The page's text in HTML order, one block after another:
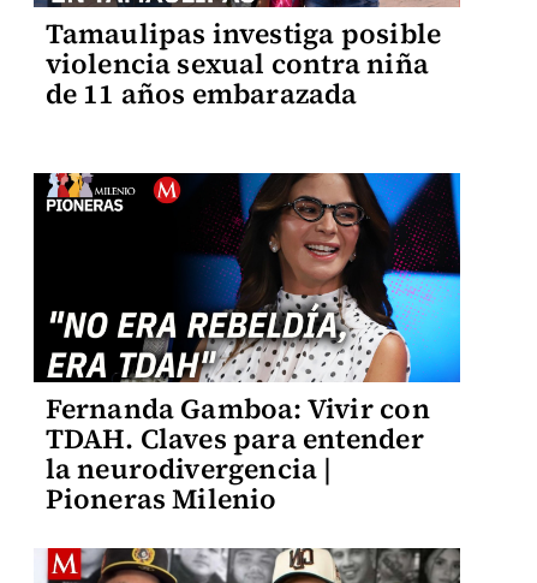
Tamaulipas investiga posible
violencia sexual contra niña
de 11 años embarazada
Fernanda Gamboa: Vivir con
TDAH. Claves para entender
la neurodivergencia |
Pioneras Milenio